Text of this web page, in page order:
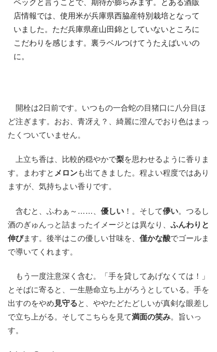
ペックと言うことで、期待が膨らみます。とある酒販
店情報では、使用米が兵庫県西脇産特別栽培となって
いました。ただ兵庫県産山田錦としていないところに
こだわりを感じます。裏ラベルつけてうたえばいいの
に。
開栓は2日前です。いつもの一合蛇の目猪口に八分目ほ
ど注ぎます。おお、青冴え？、綺麗に澄んでおり色はまっ
たくついていません。
上立ち香は、比較的穏やかで梨を思わせるように香りま
す。まわすと メロンも出てきました。程よい程度ではあり
ますが、気持ちよい香りです。
含むと、ふわぁ～……、 優しい ！。そして儚い。つるし
酒のぎゅんっと詰まったイメージとは異なり、 ふんわりと
伸びます。後半はこの優しい甘味を、 僅かな酸でゴールま
で導いてくれます。
もう一度注意深く含む。「手を貸してあげなくては！」
とそばに寄ると、一生懸命立ち上がろうとしている。手を
出すのをやめ 見守ると、ややたどたどしいが真剣な眼差し
で立ち上がる。そしてこちらを見て満面の笑み。旨いっ
す。